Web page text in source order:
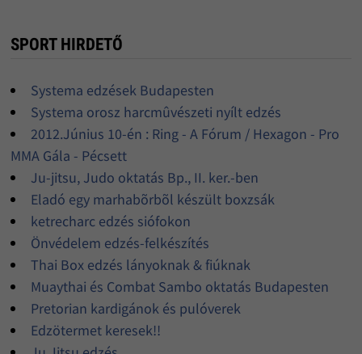
SPORT HIRDETŐ
Systema edzések Budapesten
Systema orosz harcmûvészeti nyílt edzés
2012.Június 10-én : Ring - A Fórum / Hexagon - Pro
MMA Gála - Pécsett
Ju-jitsu, Judo oktatás Bp., II. ker.-ben
Eladó egy marhabõrbõl készült boxzsák
ketrecharc edzés siófokon
Önvédelem edzés-felkészítés
Thai Box edzés lányoknak & fiúknak
Muaythai és Combat Sambo oktatás Budapesten
Pretorian kardigánok és pulóverek
Edzötermet keresek!!